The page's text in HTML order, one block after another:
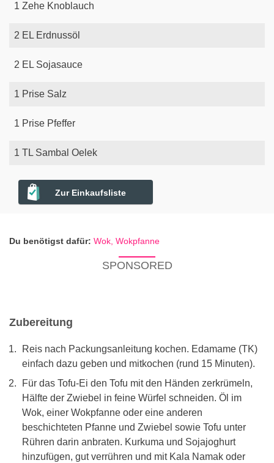
1 Zehe Knoblauch
2 EL Erdnussöl
2 EL Sojasauce
1 Prise Salz
1 Prise Pfeffer
1 TL Sambal Oelek
Zur Einkaufsliste
Du benötigst dafür: Wok, Wokpfanne
SPONSORED
Zubereitung
Reis nach Packungsanleitung kochen. Edamame (TK)
einfach dazu geben und mitkochen (rund 15 Minuten).
Für das Tofu-Ei den Tofu mit den Händen zerkrümeln,
Hälfte der Zwiebel in feine Würfel schneiden. Öl im
Wok, einer Wokpfanne oder eine anderen
beschichteten Pfanne und Zwiebel sowie Tofu unter
Rühren darin anbraten. Kurkuma und Sojajoghurt
hinzufügen, gut verrühren und mit Kala Namak oder